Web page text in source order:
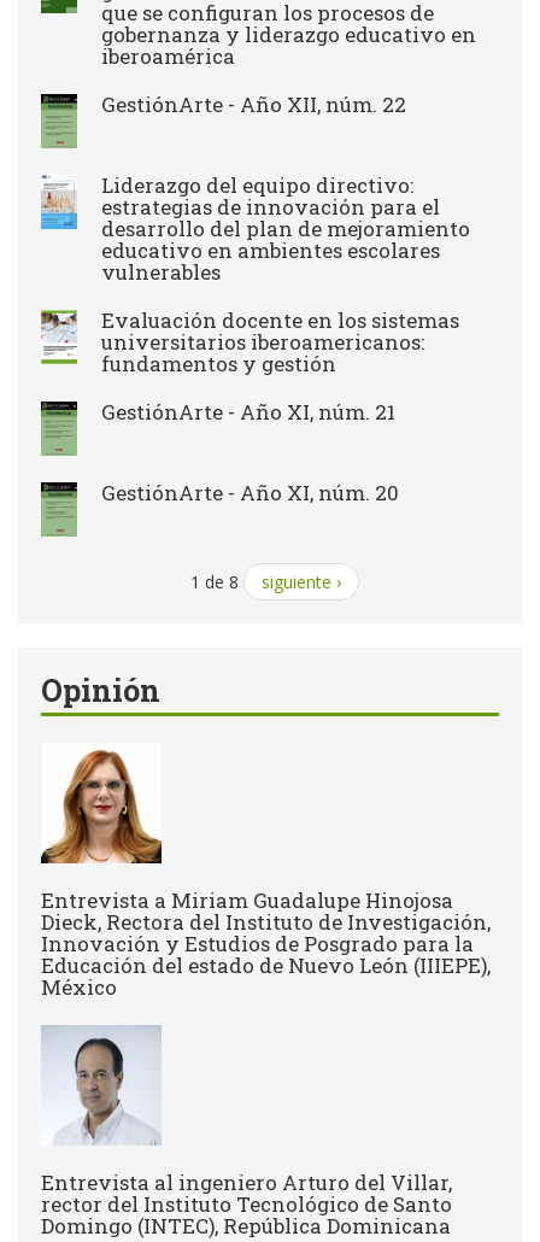
que se configuran los procesos de
gobernanza y liderazgo educativo en
iberoamérica
GestiónArte - Año XII, núm. 22
Liderazgo del equipo directivo:
estrategias de innovación para el
desarrollo del plan de mejoramiento
educativo en ambientes escolares
vulnerables
Evaluación docente en los sistemas
universitarios iberoamericanos:
fundamentos y gestión
GestiónArte - Año XI, núm. 21
GestiónArte - Año XI, núm. 20
1 de 8 siguiente ›
Opinión
Entrevista a Miriam Guadalupe Hinojosa
Dieck, Rectora del Instituto de Investigación,
Innovación y Estudios de Posgrado para la
Educación del estado de Nuevo León (IIIEPE),
México
Entrevista al ingeniero Arturo del Villar,
rector del Instituto Tecnológico de Santo
Domingo (INTEC), República Dominicana